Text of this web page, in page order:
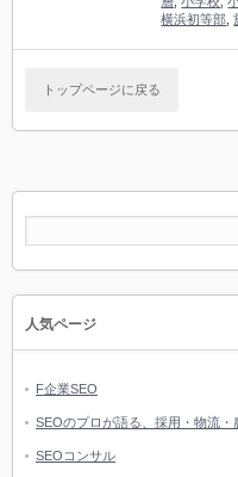
横浜初等部 ,
トップページに戻る
人気ページ
F企業SEO
SEOのプロが語る、採用・物流
SEOコンサル